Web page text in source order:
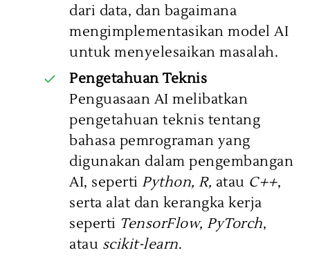
dari data, dan bagaimana
mengimplementasikan model AI
untuk menyelesaikan masalah.
Pengetahuan Teknis
Penguasaan AI melibatkan
pengetahuan teknis tentang
bahasa pemrograman yang
digunakan dalam pengembangan
AI, seperti Python, R, atau C++,
serta alat dan kerangka kerja
seperti TensorFlow, PyTorch,
atau scikit-learn.